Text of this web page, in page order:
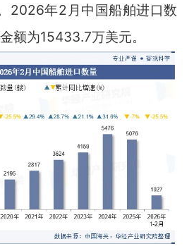
2026年2月中国船舶进口数
额为15433.7万美元。